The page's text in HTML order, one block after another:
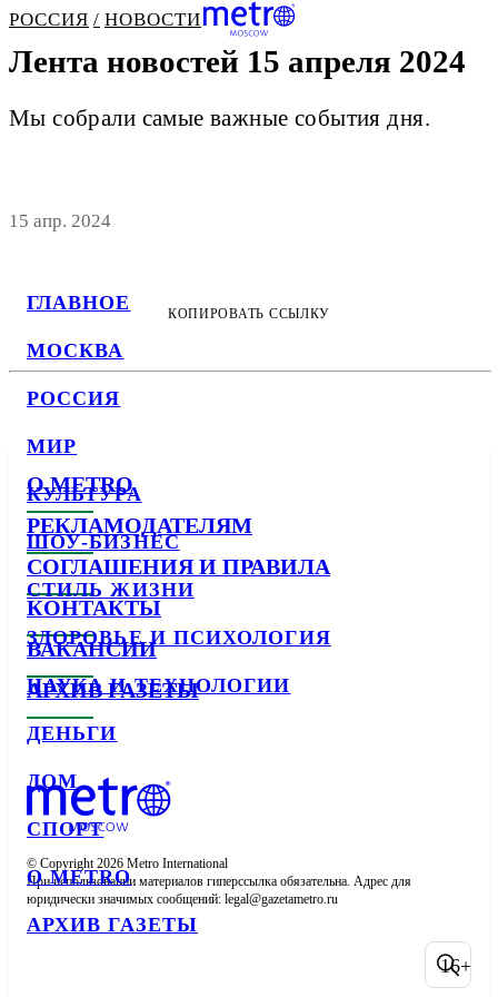
ГЛАВНОЕ
МОСКВА
РОССИЯ
МИР
КУЛЬТУРА
ШОУ-БИЗНЕС
СТИЛЬ ЖИЗНИ
ЗДОРОВЬЕ И ПСИХОЛОГИЯ
НАУКА И ТЕХНОЛОГИИ
ДЕНЬГИ
ДОМ
СПОРТ
О METRO
АРХИВ ГАЗЕТЫ
РОССИЯ НОВОСТИ
Лента новостей 15 апреля 2024
Мы собрали самые важные события дня.
15 апр. 2024
КОПИРОВАТЬ ССЫЛКУ
О METRO
РЕКЛАМОДАТЕЛЯМ
СОГЛАШЕНИЯ И ПРАВИЛА
КОНТАКТЫ
ВАКАНСИИ
АРХИВ ГАЗЕТЫ
© Copyright 2026 Metro International
При использовании материалов гиперссылка обязательна. Адрес для
юридически значимых сообщений:
16+